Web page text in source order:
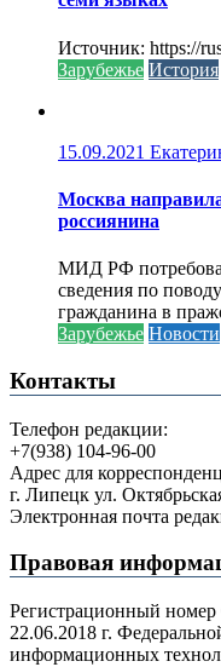
Источник: https://
Зарубежье История
15.09.2021
Москва
россиянина
МИД РФ
сведения по
гражданина в
Зарубежье Новости
Контакты
Телефон редакции:
+7(938) 104-96-00
Адрес для
г. Липецк ул.
Электронная почта
Правовая
Регистрационный
22.06.2018 г.
информационных